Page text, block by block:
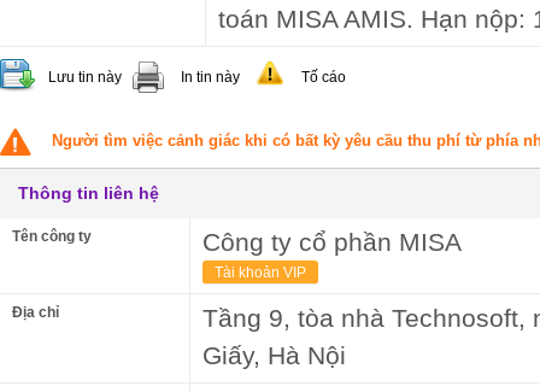
toán MISA AMIS. Hạn nộp:
Lưu tin này In tin này Tố cáo
Người tìm việc cảnh giác khi có bất kỳ yêu cầu thu phí từ phía
Thông tin liên hệ
Tên công ty Công ty cổ phần MISA
Tài khoản VIP
Địa chỉ
Tầng 9, tòa nhà Technosoft,
Giấy, Hà Nội